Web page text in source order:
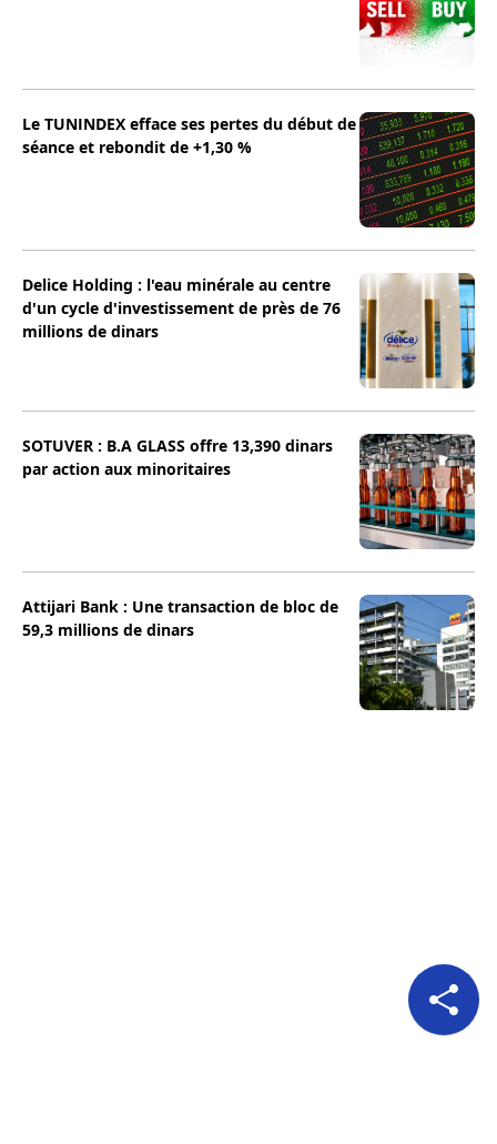
Le TUNINDEX efface ses pertes du début de
séance et rebondit de +1,30 %
Delice Holding : l'eau minérale au centre
d'un cycle d'investissement de près de 76
millions de dinars
SOTUVER : B.A GLASS offre 13,390 dinars
par action aux minoritaires
Attijari Bank : Une transaction de bloc de
59,3 millions de dinars